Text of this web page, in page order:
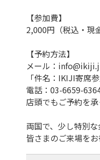
【参加費】
2,000円（税込・現
【予約方法】
メール：
「件名：IKIJI寄席
電話：03-6659-
店頭でもご予約を承
両国で、少し特別な
皆さまのご来場をお